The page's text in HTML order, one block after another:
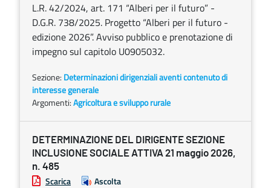
L.R. 42/2024, art. 171 “Alberi per il futuro” -
D.G.R. 738/2025. Progetto “Alberi per il futuro -
edizione 2026”. Avviso pubblico e prenotazione di
impegno sul capitolo U0905032.
Sezione: Determinazioni dirigenziali aventi contenuto di
interesse generale
Argomenti:Agricoltura e sviluppo rurale
DETERMINAZIONE DEL DIRIGENTE SEZIONE
INCLUSIONE SOCIALE ATTIVA 21 maggio 2026,
n. 485
Scarica Ascolta